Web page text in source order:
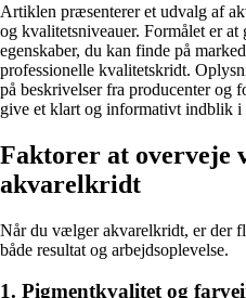
Artiklen præsenterer et udvalg af
og kvalitetsniveauer. Formålet er
egenskaber, du kan finde på
professionelle kvalitetskridt.
på beskrivelser fra producenter og
give et klart og informativt indblik i
Faktorer at overveje
akvarelkridt
Når du vælger akvarelkridt, er der
både resultat og arbejdsoplevelse.
1. Pigmentkvalitet og